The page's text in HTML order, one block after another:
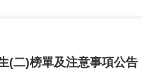
(二)榜單及注意事項公告